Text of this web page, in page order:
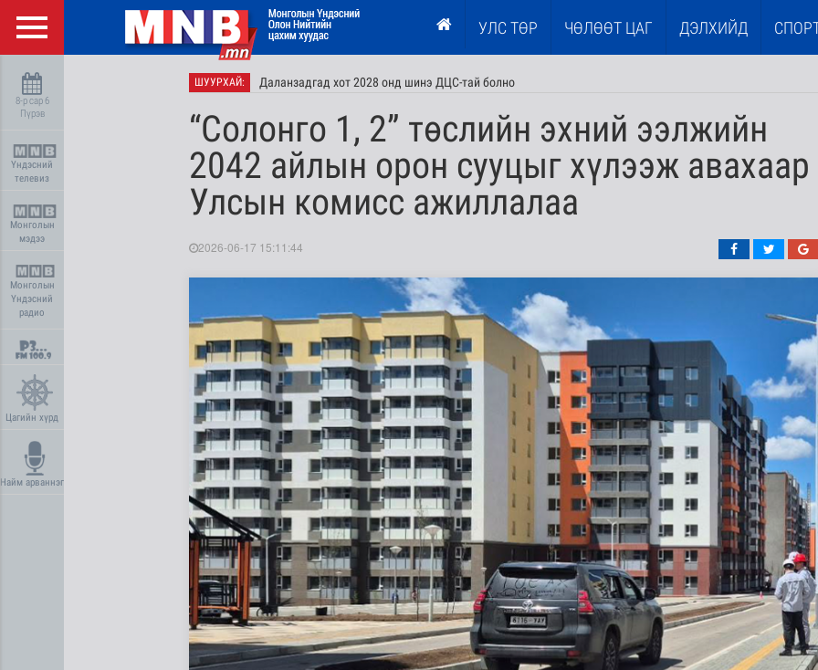
УЛС ТӨР ЧӨЛӨӨТ ЦАГ ДЭЛХИЙД
8-р сар 6
Пүрэв
Үндэсний
телевиз
Монголын
мэдээ
Монголын
Үндэсний
радио
Цагийн хүрд
Найм арваннэг
ШУУРХАЙ: Даланзадгад хот 2028 онд шинэ ДЦС-тай болно
Дундговь аймагт Нарны цахилгаан станц барих ажил үргэлжилж байна
“Солонго 1, 2” төслийн эхний ээлжийн
2042 айлын орон сууцыг хүлээж авахаар
Улсын комисс ажиллалаа
2026-06-17 15:11:44